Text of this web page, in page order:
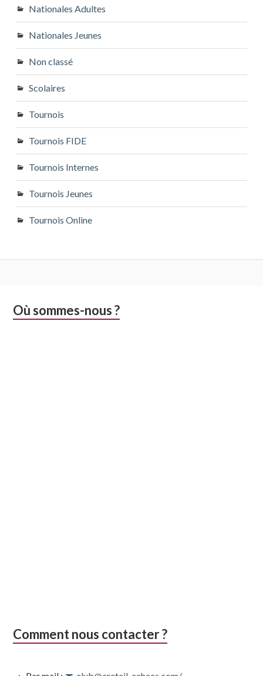
Nationales Adultes
Nationales Jeunes
Non classé
Scolaires
Tournois
Tournois FIDE
Tournois Internes
Tournois Jeunes
Tournois Online
Colonne
Où sommes-nous ?
Comment nous contacter ?